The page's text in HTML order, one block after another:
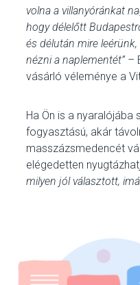
volna a villanyóránkat
hogy délelőtt
és délután mire
nézni a naplementét” –
vásárló véleménye a
Ha Ön is a nyaralójába
fogyasztású, akár
masszázsmedencét
elégedetten
milyen jól választott,